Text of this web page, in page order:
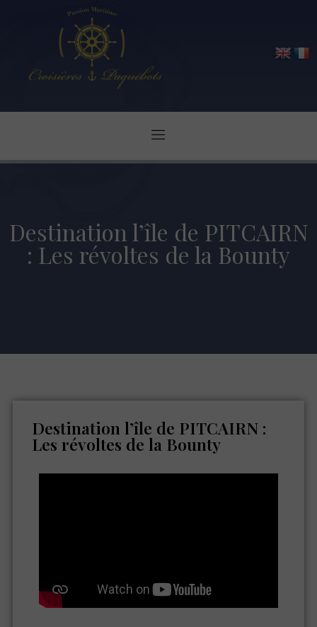
Destination l’île de PITCAIRN
: Les révoltes de la Bounty
Destination l’île de PITCAIRN :
Les révoltes de la Bounty